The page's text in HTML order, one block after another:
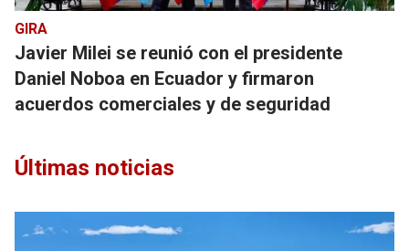
GIRA
Javier Milei se reunió con el presidente
Daniel Noboa en Ecuador y firmaron
acuerdos comerciales y de seguridad
Últimas noticias